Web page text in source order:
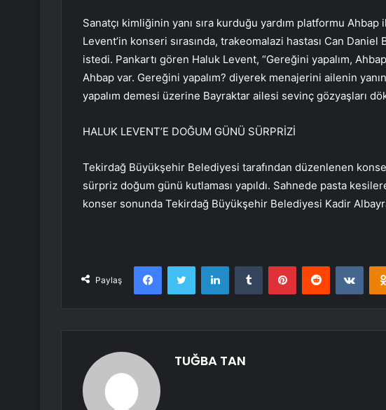
Sanatçı kimliğinin yanı sıra kurduğu yardım platformu
Levent’in konseri sırasında, trakeomalazi hastası Can Daniel
istedi. Pankartı gören Haluk Levent, “Gereğini yapalım,
Ahbap var. Gereğini yapalım? diyerek menajerini ailenin
yapalım demesi üzerine Bayraktar ailesi sevinç gözyaşları
HALUK LEVENT’E DOĞUM GÜNÜ SÜRPRİZİ
Tekirdağ Büyükşehir Belediyesi tarafından düzenlenen
sürpriz doğum günü kutlaması yapıldı. Sahnede pasta
konser sonunda Tekirdağ Büyükşehir Belediyesi Kadir
Paylaş
FacebookTwitter LinkedInTumblr PinterestReddit
TUĞBA TAN